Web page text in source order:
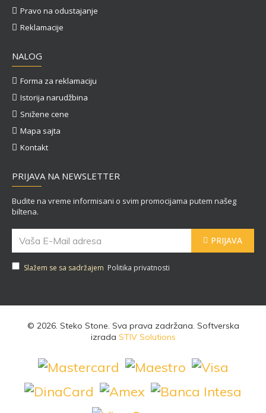
Pravo na odustajanje
Reklamacije
NALOG
Forma za reklamaciju
Istorija narudžbina
Snižene cene
Mapa sajta
Kontakt
PRIJAVA NA NEWSLETTER
Budite na vreme informisani o svim promocijama putem našeg
biltena.
PRIJAVA
Slažem se sa sadržajem Politika privatnosti
© 2026. Steko Stone. Sva prava zadržana. Softverska
izrada STIV Solutions